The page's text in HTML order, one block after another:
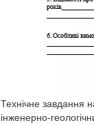
Технічне завдання
інженерно-